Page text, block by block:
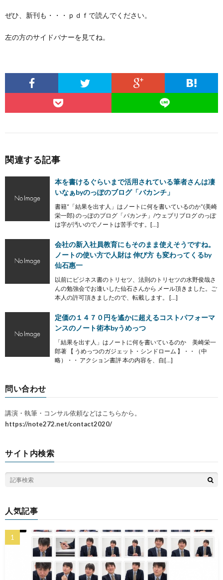
ぜひ、新刊も・・・ｐｄｆで読んでください。
左の方のサイドバナーを見てね。
関連する記事
本を書けるぐらいまで活用されている筆者さんは凄
いなぁbyのっぽのブログ「バカンチ」
書籍“「結果を出す人」はノートに何を書いているのか”(美崎
栄一郎) のっぽのブログ「バカンチ」/ウェブリブログ のっぽ
は字が汚いのでノートは苦手です。[…]
会社の新入社員教育にもそのまま使えそうですね。
ノートの使い方で人財は 伸び方 も変わってくるby
仙石惠一
以前にビジネス書のトリセツ、法則のトリセツの水野俊哉さ
んの勉強会でお逢いした仙石さんから メール頂きました。ご
本人の許可頂きましたので、転載します。 […]
定価の１４７０円を遙かに超えるコストパフォーマ
ンスのノート術本byうめっつ
「結果を出す人」はノートに何を書いているのか 美崎栄一
郎著 【 うめっつのガジェット・シンドローム 】・・（中
略）・・ アクション書評 本の内容を、自[…]
問い合わせ
講演・執筆・コンサル依頼などはこちらから。
https://note272.net/contact2020/
サイト内検索
人気記事